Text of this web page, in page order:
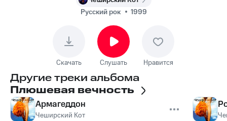
Русский рок
1999
Скачать Слушать Нравится
Другие треки альбома
Плюшевая вечность
Армагеддон
Чеширский Кот